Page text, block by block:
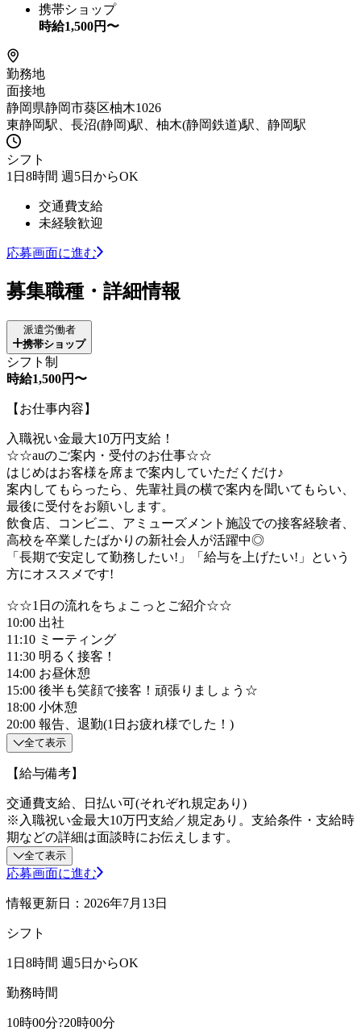
携帯ショップ
時給1,500円〜
勤務地
面接地
静岡県静岡市葵区柚木1026
東静岡駅、長沼(静岡)駅、柚木(静岡鉄道)駅、静岡駅
シフト
1日8時間 週5日からOK
交通費支給
未経験歓迎
応募画面に進む
募集職種・詳細情報
派遣労働者
携帯ショップ
シフト制
時給1,500円〜
【お仕事内容】
入職祝い金最大10万円支給！
☆☆auのご案内・受付のお仕事☆☆
はじめはお客様を席まで案内していただくだけ♪
案内してもらったら、先輩社員の横で案内を聞いてもらい、
最後に受付をお願いします。
飲食店、コンビニ、アミューズメント施設での接客経験者、
高校を卒業したばかりの新社会人が活躍中◎
「長期で安定して勤務したい!」「給与を上げたい!」という
方にオススメです!
☆☆1日の流れをちょこっとご紹介☆☆
10:00 出社
11:10 ミーティング
11:30 明るく接客！
14:00 お昼休憩
15:00 後半も笑顔で接客！頑張りましょう☆
18:00 小休憩
20:00 報告、退勤(1日お疲れ様でした！)
全て表示
【給与備考】
交通費支給、日払い可(それぞれ規定あり)
※入職祝い金最大10万円支給／規定あり。支給条件・支給時
期などの詳細は面談時にお伝えします。
全て表示
応募画面に進む
情報更新日：2026年7月13日
シフト
1日8時間 週5日からOK
勤務時間
10時00分?20時00分